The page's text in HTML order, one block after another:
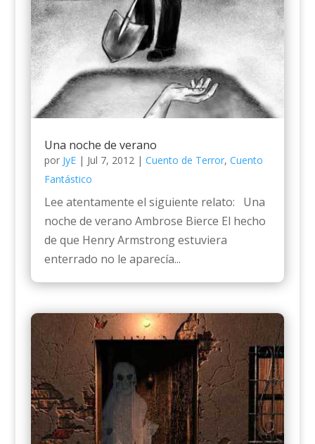
Una noche de verano
por JyE| Jul 7, 2012| Cuento de Terror, Cuento
Fantástico
Lee atentamente el siguiente relato: Una
noche de verano Ambrose Bierce El hecho
de que Henry Armstrong estuviera
enterrado no le aparecía...